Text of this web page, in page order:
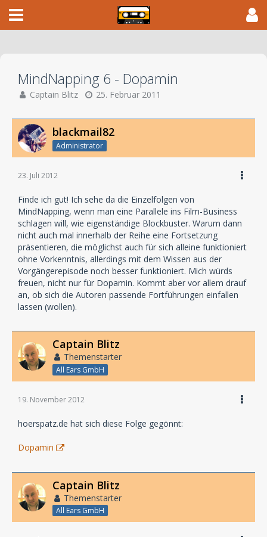
MindNapping 6 - Dopamin
Captain Blitz 25. Februar 2011
blackmail82
Administrator
23. Juli 2012
Finde ich gut! Ich sehe da die Einzelfolgen von
MindNapping, wenn man eine Parallele ins Film-Business
schlagen will, wie eigenständige Blockbuster. Warum dann
nicht auch mal innerhalb der Reihe eine Fortsetzung
präsentieren, die möglichst auch für sich alleine funktioniert
ohne Vorkenntnis, allerdings mit dem Wissen aus der
Vorgängerepisode noch besser funktioniert. Mich würds
freuen, nicht nur für Dopamin. Kommt aber vor allem drauf
an, ob sich die Autoren passende Fortführungen einfallen
lassen (wollen).
Captain Blitz
Themenstarter
All Ears GmbH
19. November 2012
hoerspatz.de hat sich diese Folge gegönnt:
Dopamin
Captain Blitz
Themenstarter
All Ears GmbH